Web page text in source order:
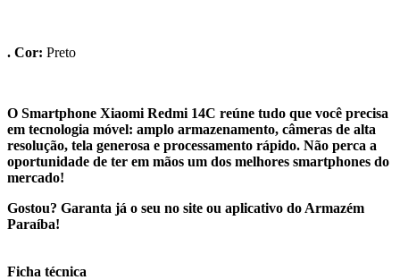
. Cor: Preto
O Smartphone Xiaomi Redmi 14C reúne tudo que você precisa
em tecnologia móvel: amplo armazenamento, câmeras de alta
resolução, tela generosa e processamento rápido. Não perca a
oportunidade de ter em mãos um dos melhores smartphones do
mercado!
Gostou? Garanta já o seu no site ou aplicativo do Armazém
Paraíba!
Ficha técnica